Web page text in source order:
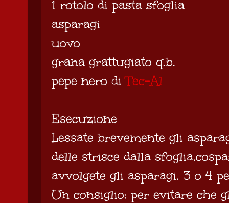
1 rotolo di pasta sfoglia
asparagi
uovo
grana grattugiato q.b.
pepe nero diTec-Al
Esecuzione
Lessate brevemente gli
delle strisce dalla
avvolgete gli asparagi, 3 o 4
Un consiglio: per evitare che